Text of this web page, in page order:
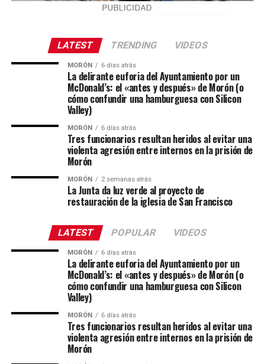
LATEST TRENDING VIDEOS
MORÓN 6 días atrás
La delirante euforia del Ayuntamiento por un
McDonald’s: el «antes y después» de Morón (o
cómo confundir una hamburguesa con Silicon
Valley)
MORÓN 6 días atrás
Tres funcionarios resultan heridos al evitar una
violenta agresión entre internos en la prisión de
Morón
MORÓN 2 semanas atrás
La Junta da luz verde al proyecto de
restauración de la iglesia de San Francisco
LATEST POPULAR VIDEOS
MORÓN 6 días atrás
La delirante euforia del Ayuntamiento por un
McDonald’s: el «antes y después» de Morón (o
cómo confundir una hamburguesa con Silicon
Valley)
MORÓN 6 días atrás
Tres funcionarios resultan heridos al evitar una
violenta agresión entre internos en la prisión de
Morón